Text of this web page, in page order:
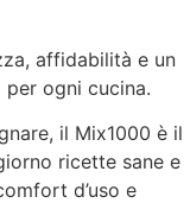
affidabilità e un
ogni cucina.
il Mix1000 è il
ricette sane e
d’uso e